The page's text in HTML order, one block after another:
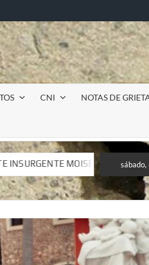
CNI NOTAS DE
Incursión militar
Incursión militar